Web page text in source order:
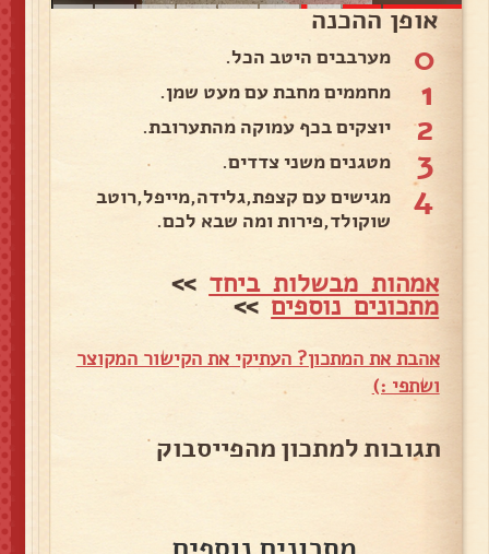
אופן ההכנה
0 מערבבים היטב הכל.
1 מחממים מחבת עם מעט שמן.
2 יוצקים בכף עמוקה מהתערובת.
3 מטגנים משני צדדים.
4
מגישים עם קצפת,גלידה,מייפל,רוטב
שוקולד,פירות ומה שבא לכם.
אמהות מבשלות ביחד >>
מתכונים נוספים>>
אהבת את המתכון? העתיקי את הקישור המקוצר
ושתפי :)
תגובות למתכון מהפייסבוק